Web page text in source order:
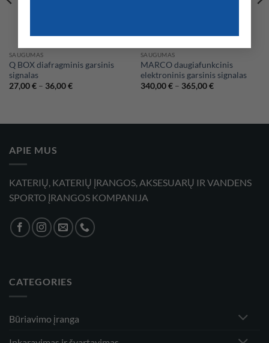
SAUGUMAS
Q BOX diafragminis garsinis
signalas
27,00€ – 36,00€Price
SAUGUMAS
MARCO daugiafunkcinis
elektroninis garsinis signalas
340,00€ – 365,00€Price
APIE MUS
KATERIŲ, KATERIŲ ĮRANGOS, AKSESUARŲ IR VANDENS
SPORTO ĮRANGOS KOMPANIJA
CATEGORIES
Būriavimo įranga